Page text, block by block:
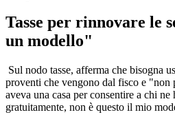
Tasse per rinnovare le
un modello"
Sul nodo tasse, afferma che bisogna
proventi che vengono dal fisco e "non
aveva una casa per consentire a chi
gratuitamente, non è questo il mio